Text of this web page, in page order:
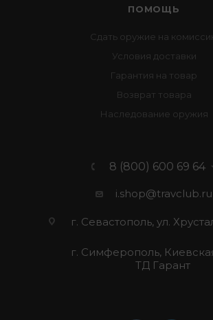
ПОМОЩЬ
Сдать оружие на
Условия доставки
Гарантия на товар
Возврат товара
Наследование оружия
8 (800) 600 69 64
i.shop@travclub.ru
г. Севастополь, ул.
г. Симферополь, Киевская
ТД Гарант